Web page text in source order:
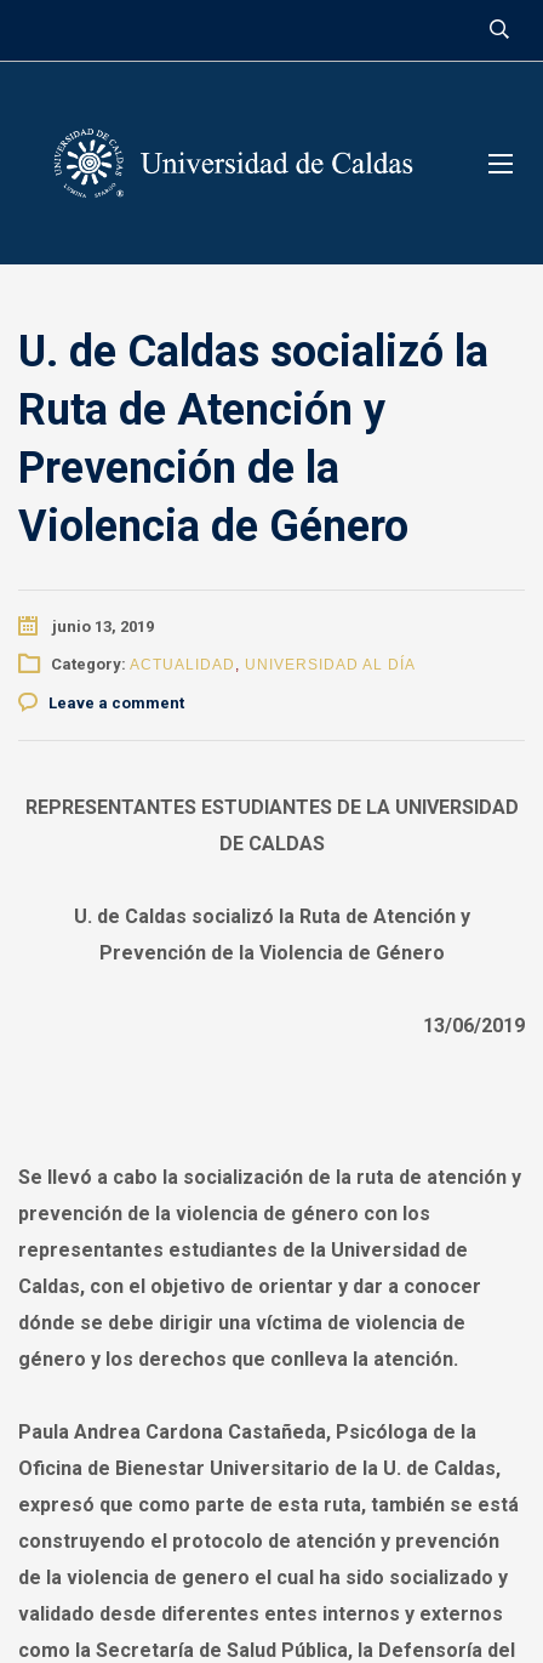
U. de Caldas socializó la
Ruta de Atención y
Prevención de la
Violencia de Género
junio 13, 2019
Category: ACTUALIDAD , UNIVERSIDAD AL DÍA
Leave a comment
REPRESENTANTES ESTUDIANTES DE LA UNIVERSIDAD
DE CALDAS
U. de Caldas socializó la Ruta de Atención y
Prevención de la Violencia de Género
13/06/2019
Se llevó a cabo la socialización de la ruta de atención y
prevención de la violencia de género con los
representantes estudiantes de la Universidad de
Caldas, con el objetivo de orientar y dar a conocer
dónde se debe dirigir una víctima de violencia de
género y los derechos que conlleva la atención.
Paula Andrea Cardona Castañeda, Psicóloga de la
Oficina de Bienestar Universitario de la U. de Caldas,
expresó que como parte de esta ruta, también se está
construyendo el protocolo de atención y prevención
de la violencia de genero el cual ha sido socializado y
validado desde diferentes entes internos y externos
como la Secretaría de Salud Pública, la Defensoría del